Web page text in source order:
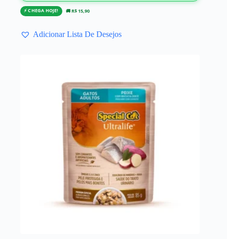
⚡ CHEGA HOJE! 🚚 R$ 15,90
Adicionar Lista De Desejos